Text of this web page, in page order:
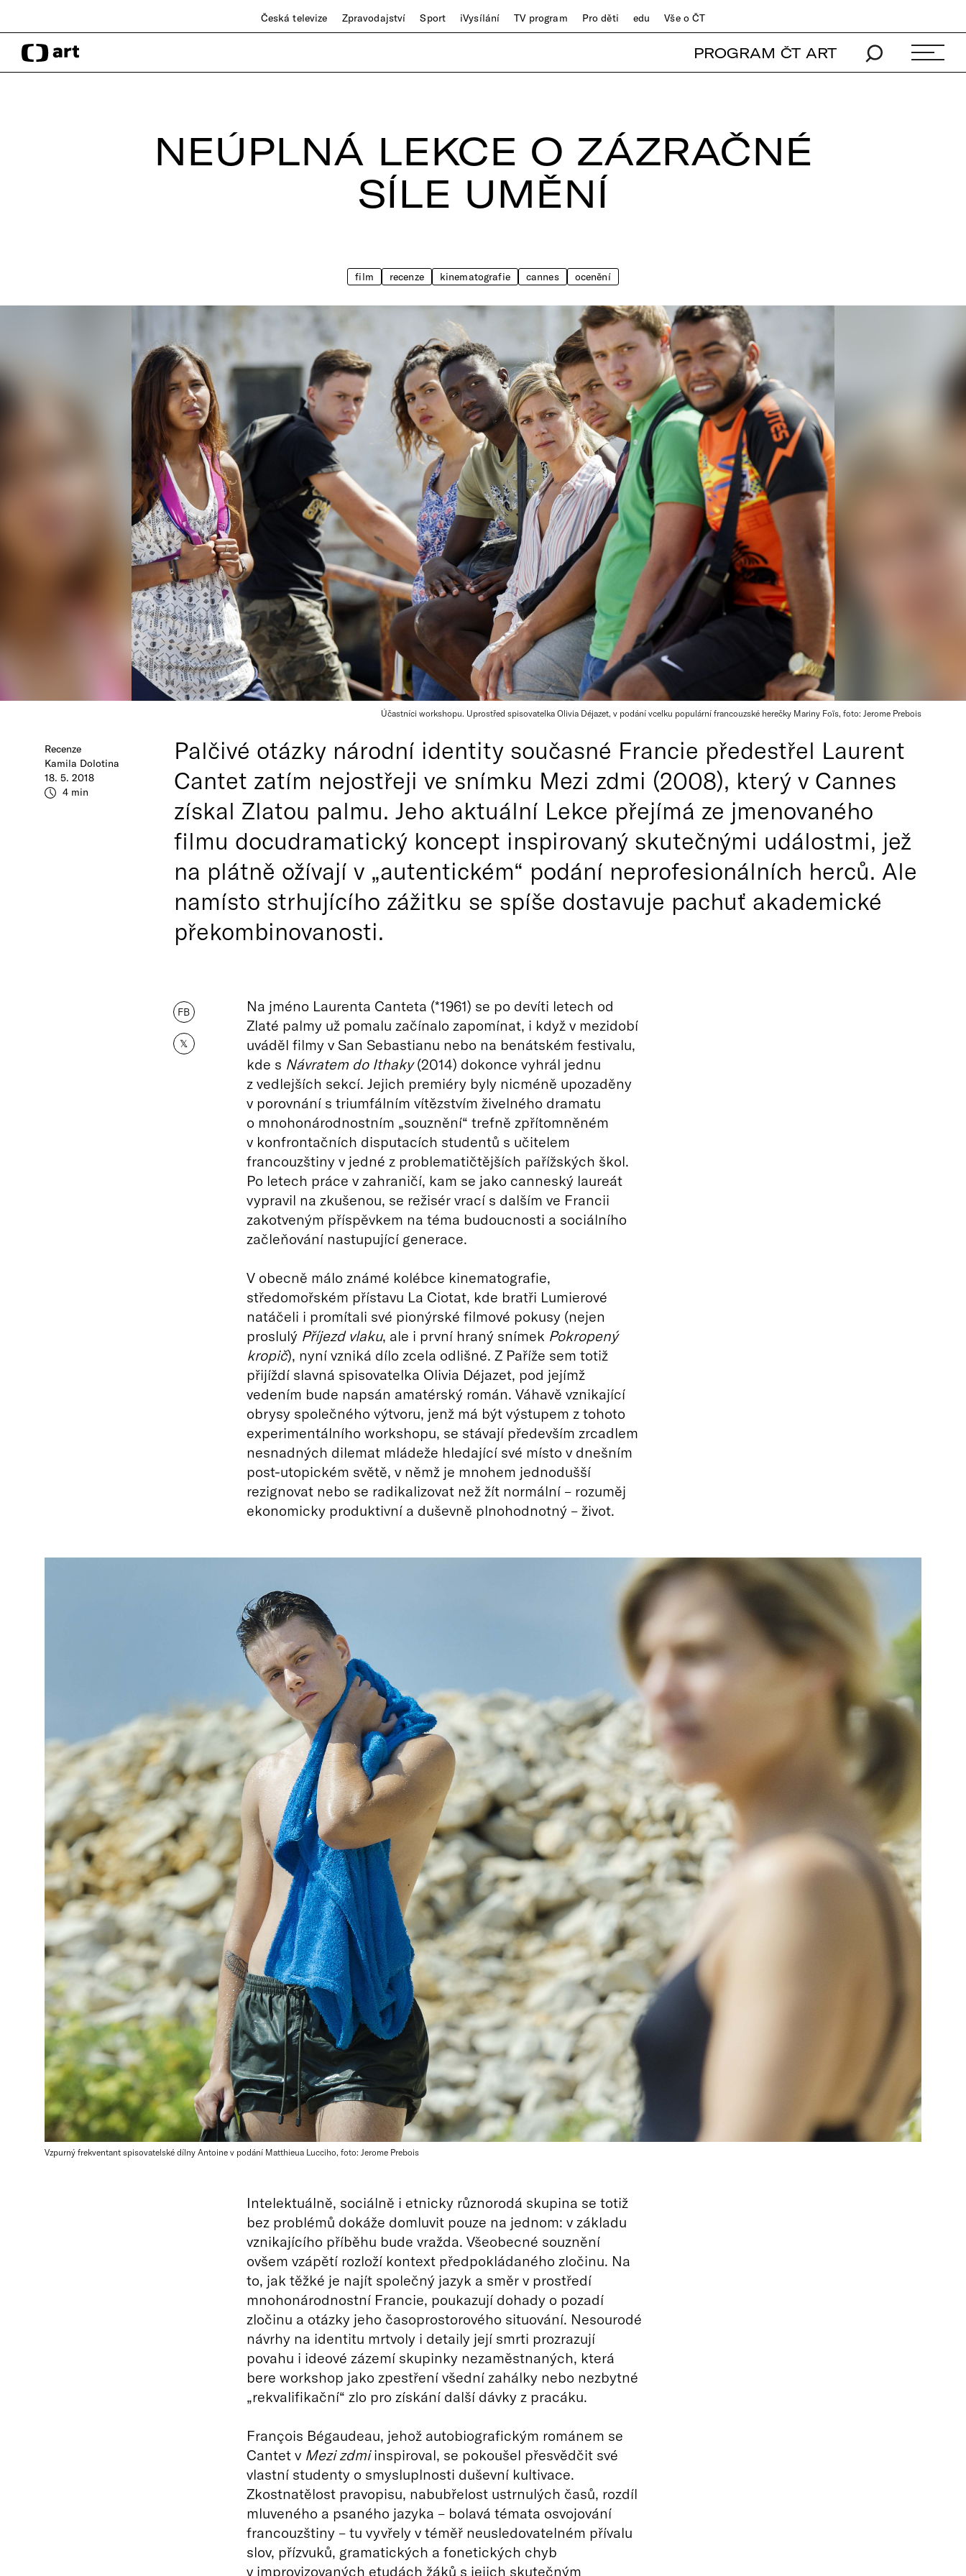
Česká televize Zpravodajství Sport iVysílání TV program Pro děti edu Vše o ČT
PROGRAM ČT ART
NEÚPLNÁ LEKCE O ZÁZRAČNÉ
SÍLE UMĚNÍ
film recenze kinematografie cannes ocenění
Účastníci workshopu. Uprostřed spisovatelka Olivia Déjazet, v podání vcelku populární francouzské herečky Mariny Foïs, foto: Jerome Prebois
Recenze
Kamila Dolotina
18. 5. 2018
4 min
Palčivé otázky národní identity současné Francie předestřel Laurent
Cantet zatím nejostřeji ve snímku Mezi zdmi (2008), který v Cannes
získal Zlatou palmu. Jeho aktuální Lekce přejímá ze jmenovaného
filmu docudramatický koncept inspirovaný skutečnými událostmi, jež
na plátně ožívají v „autentickém“ podání neprofesionálních herců. Ale
namísto strhujícího zážitku se spíše dostavuje pachuť akademické
překombinovanosti.
FB
𝕏
Na jméno Laurenta Canteta (*1961) se po devíti letech od
Zlaté palmy už pomalu začínalo zapomínat, i když v mezidobí
uváděl filmy v San Sebastianu nebo na benátském festivalu,
kde s Návratem do Ithaky(2014) dokonce vyhrál jednu
z vedlejších sekcí. Jejich premiéry byly nicméně upozaděny
v porovnání s triumfálním vítězstvím živelného dramatu
o mnohonárodnostním „souznění“ trefně zpřítomněném
v konfrontačních disputacích studentů s učitelem
francouzštiny v jedné z problematičtějších pařížských škol.
Po letech práce v zahraničí, kam se jako canneský laureát
vypravil na zkušenou, se režisér vrací s dalším ve Francii
zakotveným příspěvkem na téma budoucnosti a sociálního
začleňování nastupující generace.
V obecně málo známé kolébce kinematografie,
středomořském přístavu La Ciotat, kde bratři Lumierové
natáčeli i promítali své pionýrské filmové pokusy (nejen
proslulý Příjezd vlaku, ale i první hraný snímek Pokropený
kropič), nyní vzniká dílo zcela odlišné. Z Paříže sem totiž
přijíždí slavná spisovatelka Olivia Déjazet, pod jejímž
vedením bude napsán amatérský román. Váhavě vznikající
obrysy společného výtvoru, jenž má být výstupem z tohoto
experimentálního workshopu, se stávají především zrcadlem
nesnadných dilemat mládeže hledající své místo v dnešním
post-utopickém světě, v němž je mnohem jednodušší
rezignovat nebo se radikalizovat než žít normální – rozuměj
ekonomicky produktivní a duševně plnohodnotný – život.
Vzpurný frekventant spisovatelské dílny Antoine v podání Matthieua Lucciho, foto: Jerome Prebois
Intelektuálně, sociálně i etnicky různorodá skupina se totiž
bez problémů dokáže domluvit pouze na jednom: v základu
vznikajícího příběhu bude vražda. Všeobecné souznění
ovšem vzápětí rozloží kontext předpokládaného zločinu. Na
to, jak těžké je najít společný jazyk a směr v prostředí
mnohonárodnostní Francie, poukazují dohady o pozadí
zločinu a otázky jeho časoprostorového situování. Nesourodé
návrhy na identitu mrtvoly i detaily její smrti prozrazují
povahu i ideové zázemí skupinky nezaměstnaných, která
bere workshop jako zpestření všední zahálky nebo nezbytné
„rekvalifikační“ zlo pro získání další dávky z pracáku.
François Bégaudeau, jehož autobiografickým románem se
Cantet v Mezi zdmiinspiroval, se pokoušel přesvědčit své
vlastní studenty o smysluplnosti duševní kultivace.
Zkostnatělost pravopisu, nabubřelost ustrnulých časů, rozdíl
mluveného a psaného jazyka – bolavá témata osvojování
francouzštiny – tu vyvřely v téměř neusledovatelném přívalu
slov, přízvuků, gramatických a fonetických chyb
v improvizovaných etudách žáků s jejich skutečným